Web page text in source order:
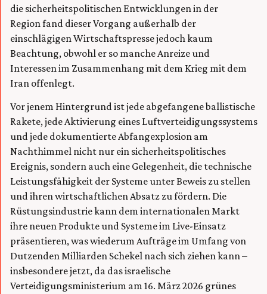
die sicherheitspolitischen Entwicklungen in der
Region fand dieser Vorgang außerhalb der
einschlägigen Wirtschaftspresse jedoch kaum
Beachtung, obwohl er so manche Anreize und
Interessen im Zusammenhang mit dem Krieg mit dem
Iran offenlegt.
Vor jenem Hintergrund ist jede abgefangene ballistische
Rakete, jede Aktivierung eines Luftverteidigungssystems
und jede dokumentierte Abfangexplosion am
Nachthimmel nicht nur ein sicherheitspolitisches
Ereignis, sondern auch eine Gelegenheit, die technische
Leistungsfähigkeit der Systeme unter Beweis zu stellen
und ihren wirtschaftlichen Absatz zu fördern. Die
Rüstungsindustrie kann dem internationalen Markt
ihre neuen Produkte und Systeme im Live-Einsatz
präsentieren, was wiederum Aufträge im Umfang von
Dutzenden Milliarden Schekel nach sich ziehen kann –
insbesondere jetzt, da das israelische
Verteidigungsministerium am 16. März 2026 grünes